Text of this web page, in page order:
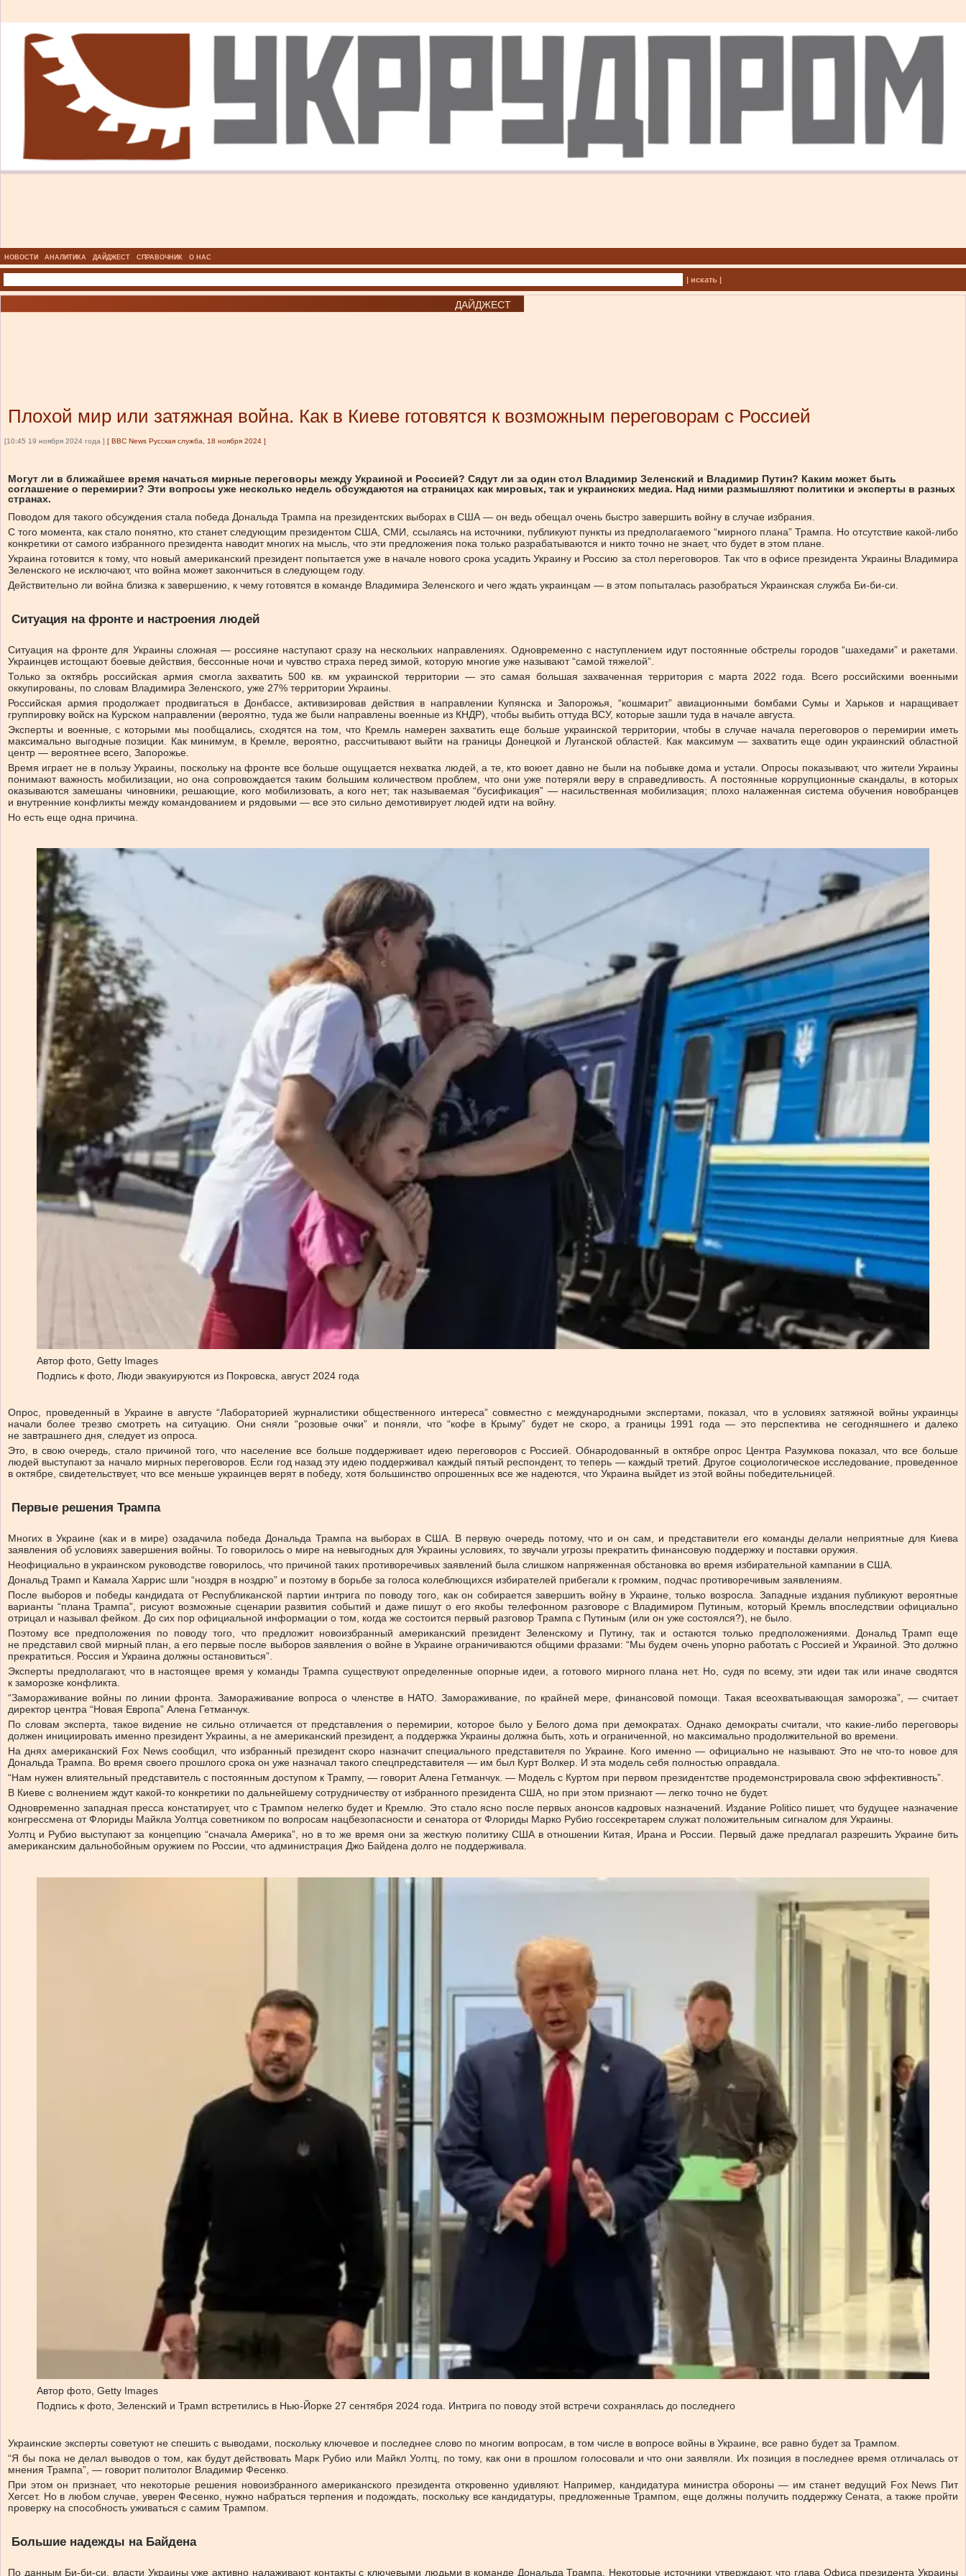
НОВОСТИ АНАЛИТИКА ДАЙДЖЕСТ СПРАВОЧНИК О НАС
| искать |
ДАЙДЖЕСТ
Плохой мир или затяжная война. Как в Киеве готовятся к возможным переговорам с Россией
[10:45 19 ноября 2024 года ] [ BBC News Русская служба, 18 ноября 2024 ]
Могут ли в ближайшее время начаться мирные переговоры между Украиной и Россией? Сядут ли за один стол Владимир Зеленский и Владимир Путин? Каким может быть
соглашение о перемирии? Эти вопросы уже несколько недель обсуждаются на страницах как мировых, так и украинских медиа. Над ними размышляют политики и эксперты в разных
странах.
Поводом для такого обсуждения стала победа Дональда Трампа на президентских выборах в США — он ведь обещал очень быстро завершить войну в случае избрания.
С того момента, как стало понятно, кто станет следующим президентом США, СМИ, ссылаясь на источники, публикуют пункты из предполагаемого “мирного плана” Трампа. Но отсутствие какой-либо
конкретики от самого избранного президента наводит многих на мысль, что эти предложения пока только разрабатываются и никто точно не знает, что будет в этом плане.
Украина готовится к тому, что новый американский президент попытается уже в начале нового срока усадить Украину и Россию за стол переговоров. Так что в офисе президента Украины Владимира
Зеленского не исключают, что война может закончиться в следующем году.
Действительно ли война близка к завершению, к чему готовятся в команде Владимира Зеленского и чего ждать украинцам — в этом попыталась разобраться Украинская служба Би-би-си.
Ситуация на фронте и настроения людей
Ситуация на фронте для Украины сложная — россияне наступают сразу на нескольких направлениях. Одновременно с наступлением идут постоянные обстрелы городов “шахедами” и ракетами.
Украинцев истощают боевые действия, бессонные ночи и чувство страха перед зимой, которую многие уже называют “самой тяжелой”.
Только за октябрь российская армия смогла захватить 500 кв. км украинской территории — это самая большая захваченная территория с марта 2022 года. Всего российскими военными
оккупированы, по словам Владимира Зеленского, уже 27% территории Украины.
Российская армия продолжает продвигаться в Донбассе, активизировав действия в направлении Купянска и Запорожья, “кошмарит” авиационными бомбами Сумы и Харьков и наращивает
группировку войск на Курском направлении (вероятно, туда же были направлены военные из КНДР), чтобы выбить оттуда ВСУ, которые зашли туда в начале августа.
Эксперты и военные, с которыми мы пообщались, сходятся на том, что Кремль намерен захватить еще больше украинской территории, чтобы в случае начала переговоров о перемирии иметь
максимально выгодные позиции. Как минимум, в Кремле, вероятно, рассчитывают выйти на границы Донецкой и Луганской областей. Как максимум — захватить еще один украинский областной
центр — вероятнее всего, Запорожье.
Время играет не в пользу Украины, поскольку на фронте все больше ощущается нехватка людей, а те, кто воюет давно не были на побывке дома и устали. Опросы показывают, что жители Украины
понимают важность мобилизации, но она сопровождается таким большим количеством проблем, что они уже потеряли веру в справедливость. А постоянные коррупционные скандалы, в которых
оказываются замешаны чиновники, решающие, кого мобилизовать, а кого нет; так называемая “бусификация” — насильственная мобилизация; плохо налаженная система обучения новобранцев
и внутренние конфликты между командованием и рядовыми — все это сильно демотивирует людей идти на войну.
Но есть еще одна причина.
Автор фото, Getty Images
Подпись к фото, Люди эвакуируются из Покровска, август 2024 года
Опрос, проведенный в Украине в августе “Лабораторией журналистики общественного интереса” совместно с международными экспертами, показал, что в условиях затяжной войны украинцы
начали более трезво смотреть на ситуацию. Они сняли “розовые очки” и поняли, что “кофе в Крыму” будет не скоро, а границы 1991 года — это перспектива не сегодняшнего и далеко
не завтрашнего дня, следует из опроса.
Это, в свою очередь, стало причиной того, что население все больше поддерживает идею переговоров с Россией. Обнародованный в октябре опрос Центра Разумкова показал, что все больше
людей выступают за начало мирных переговоров. Если год назад эту идею поддерживал каждый пятый респондент, то теперь — каждый третий. Другое социологическое исследование, проведенное
в октябре, свидетельствует, что все меньше украинцев верят в победу, хотя большинство опрошенных все же надеются, что Украина выйдет из этой войны победительницей.
Первые решения Трампа
Многих в Украине (как и в мире) озадачила победа Дональда Трампа на выборах в США. В первую очередь потому, что и он сам, и представители его команды делали неприятные для Киева
заявления об условиях завершения войны. То говорилось о мире на невыгодных для Украины условиях, то звучали угрозы прекратить финансовую поддержку и поставки оружия.
Неофициально в украинском руководстве говорилось, что причиной таких противоречивых заявлений была слишком напряженная обстановка во время избирательной кампании в США.
Дональд Трамп и Камала Харрис шли “ноздря в ноздрю” и поэтому в борьбе за голоса колеблющихся избирателей прибегали к громким, подчас противоречивым заявлениям.
После выборов и победы кандидата от Республиканской партии интрига по поводу того, как он собирается завершить войну в Украине, только возросла. Западные издания публикуют вероятные
варианты “плана Трампа”, рисуют возможные сценарии развития событий и даже пишут о его якобы телефонном разговоре с Владимиром Путиным, который Кремль впоследствии официально
отрицал и называл фейком. До сих пор официальной информации о том, когда же состоится первый разговор Трампа с Путиным (или он уже состоялся?), не было.
Поэтому все предположения по поводу того, что предложит новоизбранный американский президент Зеленскому и Путину, так и остаются только предположениями. Дональд Трамп еще
не представил свой мирный план, а его первые после выборов заявления о войне в Украине ограничиваются общими фразами: “Мы будем очень упорно работать с Россией и Украиной. Это должно
прекратиться. Россия и Украина должны остановиться”.
Эксперты предполагают, что в настоящее время у команды Трампа существуют определенные опорные идеи, а готового мирного плана нет. Но, судя по всему, эти идеи так или иначе сводятся
к заморозке конфликта.
“Замораживание войны по линии фронта. Замораживание вопроса о членстве в НАТО. Замораживание, по крайней мере, финансовой помощи. Такая всеохватывающая заморозка”, — считает
директор центра “Новая Европа” Алена Гетманчук.
По словам эксперта, такое видение не сильно отличается от представления о перемирии, которое было у Белого дома при демократах. Однако демократы считали, что какие-либо переговоры
должен инициировать именно президент Украины, а не американский президент, а поддержка Украины должна быть, хоть и ограниченной, но максимально продолжительной во времени.
На днях американский Fox News сообщил, что избранный президент скоро назначит специального представителя по Украине. Кого именно — официально не называют. Это не что-то новое для
Дональда Трампа. Во время своего прошлого срока он уже назначал такого спецпредставителя — им был Курт Волкер. И эта модель себя полностью оправдала.
“Нам нужен влиятельный представитель с постоянным доступом к Трампу, — говорит Алена Гетманчук. — Модель с Куртом при первом президентстве продемонстрировала свою эффективность”.
В Киеве с волнением ждут какой-то конкретики по дальнейшему сотрудничеству от избранного президента США, но при этом признают — легко точно не будет.
Одновременно западная пресса констатирует, что с Трампом нелегко будет и Кремлю. Это стало ясно после первых анонсов кадровых назначений. Издание Politico пишет, что будущее назначение
конгрессмена от Флориды Майкла Уолтца советником по вопросам нацбезопасности и сенатора от Флориды Марко Рубио госсекретарем служат положительным сигналом для Украины.
Уолтц и Рубио выступают за концепцию “сначала Америка”, но в то же время они за жесткую политику США в отношении Китая, Ирана и России. Первый даже предлагал разрешить Украине бить
американским дальнобойным оружием по России, что администрация Джо Байдена долго не поддерживала.
Автор фото, Getty Images
Подпись к фото, Зеленский и Трамп встретились в Нью-Йорке 27 сентября 2024 года. Интрига по поводу этой встречи сохранялась до последнего
Украинские эксперты советуют не спешить с выводами, поскольку ключевое и последнее слово по многим вопросам, в том числе в вопросе войны в Украине, все равно будет за Трампом.
“Я бы пока не делал выводов о том, как будут действовать Марк Рубио или Майкл Уолтц, по тому, как они в прошлом голосовали и что они заявляли. Их позиция в последнее время отличалась от
мнения Трампа”, — говорит политолог Владимир Фесенко.
При этом он признает, что некоторые решения новоизбранного американского президента откровенно удивляют. Например, кандидатура министра обороны — им станет ведущий Fox News Пит
Хегсет. Но в любом случае, уверен Фесенко, нужно набраться терпения и подождать, поскольку все кандидатуры, предложенные Трампом, еще должны получить поддержку Сената, а также пройти
проверку на способность уживаться с самим Трампом.
Большие надежды на Байдена
По данным Би-би-си, власти Украины уже активно налаживают контакты с ключевыми людьми в команде Дональда Трампа. Некоторые источники утверждают, что глава Офиса президента Украины